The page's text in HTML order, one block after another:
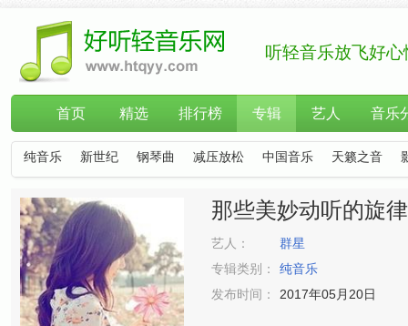
听轻音乐放飞好心
首页 精选 排行榜 专辑 艺人 音乐
纯音乐 新世纪 钢琴曲 减压放松 中国音乐 天籁之音
那些美妙动听的旋律
艺人：
群星
专辑类别：
纯音乐
发布时间：
2017年05月20日